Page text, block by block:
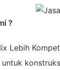
?
Lebih
untuk